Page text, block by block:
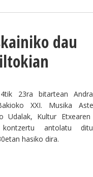
dau
23ra bitartean
XXI. Musika
Udalak, Kultur
antolatu
hasiko dira.